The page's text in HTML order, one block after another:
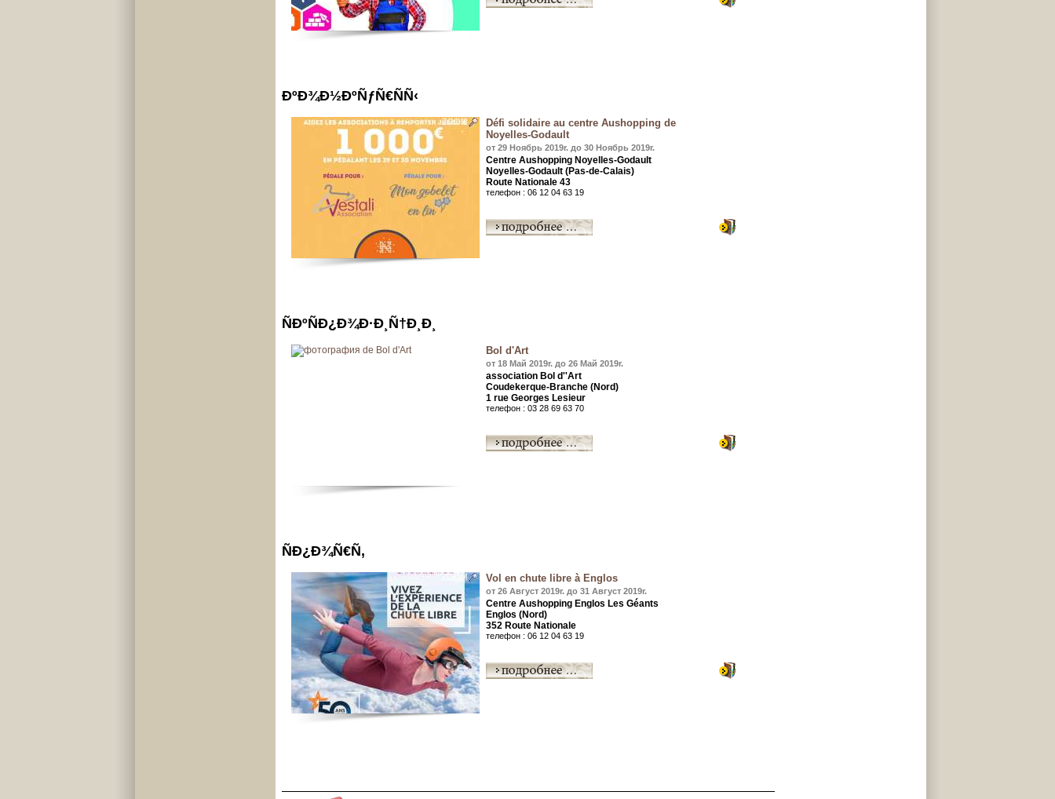
ÐºÐ¾Ð½ÐºÑƒÑ€ÑÑ‹
Défi solidaire au centre Aushopping de
Noyelles-Godault
от 29 Ноябрь 2019r. до 30 Ноябрь 2019r.
Centre Aushopping Noyelles-Godault
Noyelles-Godault (Pas-de-Calais)
Route Nationale 43
телефон : 06 12 04 63 19
ÑÐºÑÐ¿Ð¾Ð·Ð¸Ñ†Ð¸Ð¸
Bol d'Art
от 18 Май 2019r. до 26 Май 2019r.
association Bol d''Art
Coudekerque-Branche (Nord)
1 rue Georges Lesieur
телефон : 03 28 69 63 70
ÑÐ¿Ð¾Ñ€Ñ‚
Vol en chute libre à Englos
от 26 Август 2019r. до 31 Август 2019r.
Centre Aushopping Englos Les Géants
Englos (Nord)
352 Route Nationale
телефон : 06 12 04 63 19